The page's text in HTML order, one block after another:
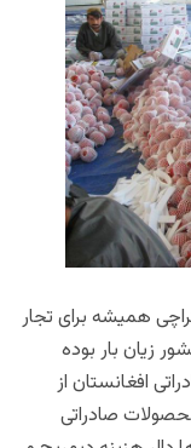
همیشه برای تجار
زیان بار بوده
افغانستان از
صادراتی